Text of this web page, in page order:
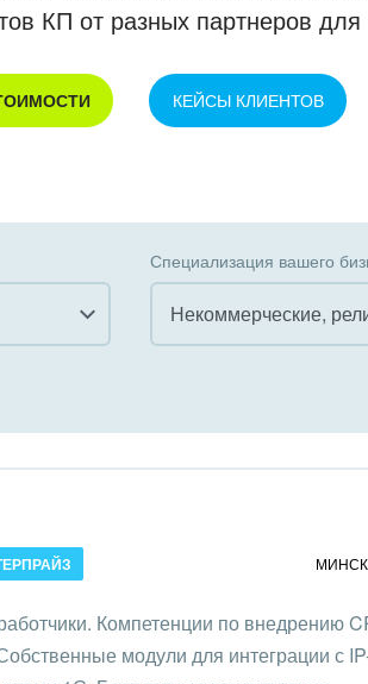
КП от разных партнеров
КЕЙСЫ КЛИЕНТОВ
Специализация вашего
Коммунальные
организации,
Благотворительность
МИНСК
Компетенции по внедрению
модули для интеграции с